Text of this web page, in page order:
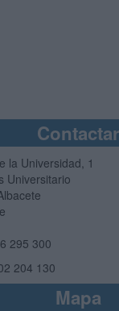
Contactar
la Universidad, 1
Universitario
295 300
204 130
Mapa